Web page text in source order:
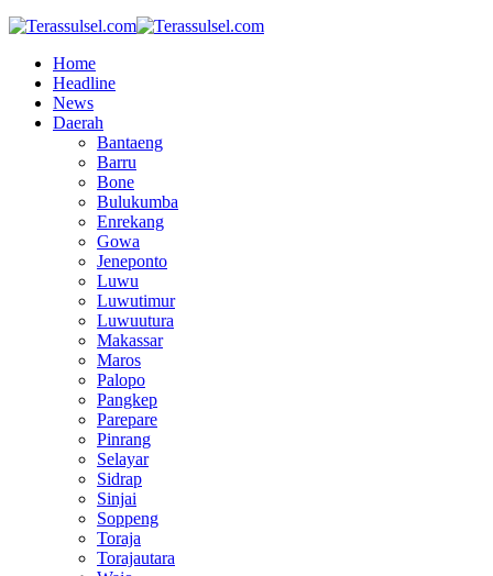
Home
Headline
News
Daerah
Bantaeng
Barru
Bone
Bulukumba
Enrekang
Gowa
Jeneponto
Luwu
Luwutimur
Luwuutura
Makassar
Maros
Palopo
Pangkep
Parepare
Pinrang
Selayar
Sidrap
Sinjai
Soppeng
Toraja
Torajautara